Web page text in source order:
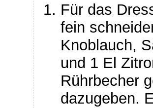
Für das
fein
Knoblauch,
und 1 El
Rührbecher
dazugeben.